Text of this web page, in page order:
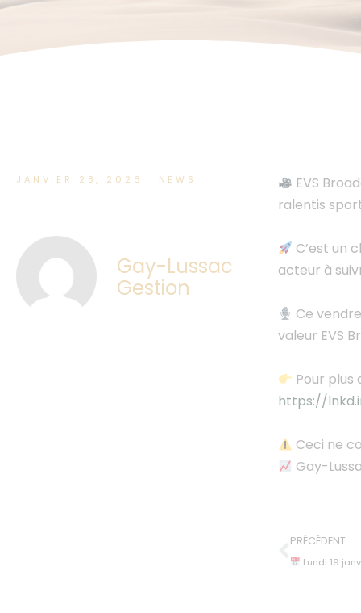
JANVIER 28, 2026 NEWS
Gay-Lussac
Gestion
EVS
ralentis
C’est un
acteur à
Ce
valeur EVS
Pour plus
https://
Ceci ne
Gay-
PRÉCÉDENT
Lundi 19 janvier, Louis de